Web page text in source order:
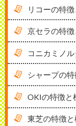
リコーの特
京セラの特
コニカミノ
シャープの
OKIの特徴と
東芝の特徴